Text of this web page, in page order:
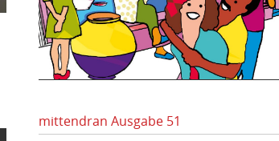
mittendran Ausgabe 51